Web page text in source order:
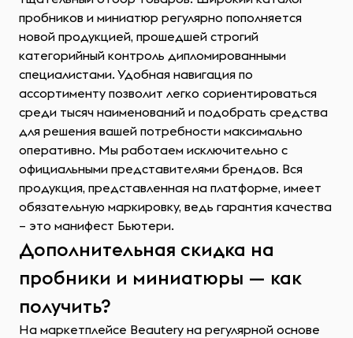
пробников и миниатюр регулярно пополняется
новой продукцией, прошедшей строгий
категорийный контроль дипломированными
специалистами. Удобная навигация по
ассортименту позволит легко сориентироваться
среди тысяч наименований и подобрать средства
для решения вашей потребности максимально
оперативно. Мы работаем исключительно с
официальными представителями брендов. Вся
продукция, представленная на платформе, имеет
обязательную маркировку, ведь гарантия качества
– это манифест Бьютери.
Дополнительная скидка на
пробники и миниатюры — как
получить?
На маркетплейсе Beautery на регулярной основе